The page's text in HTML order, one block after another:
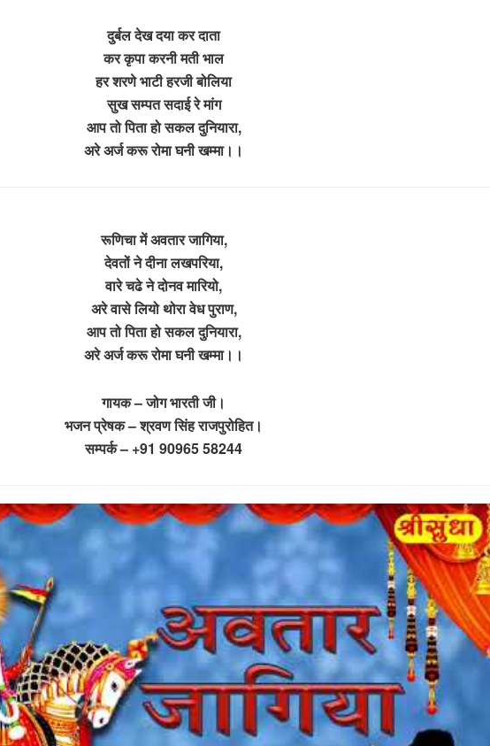
दुर्बल देख दया कर दाता
कर कृपा करनी मती भाल
हर शरणे भाटी हरजी बोलिया
सुख सम्पत सदाई रे मांग
आप तो पिता हो सकल दुनियारा,
अरे अर्ज करू रोमा घनी खम्मा।।
रूणिचा में अवतार जागिया,
देवतों ने दीना लखपरिया,
वारे चढे ने दोनव मारियो,
अरे वासे लियो थोरा वेध पुराण,
आप तो पिता हो सकल दुनियारा,
अरे अर्ज करू रोमा घनी खम्मा।।
गायक – जोग भारती जी।
भजन प्रेषक – श्रवण सिंह राजपुरोहित।
सम्पर्क – +91 90965 58244